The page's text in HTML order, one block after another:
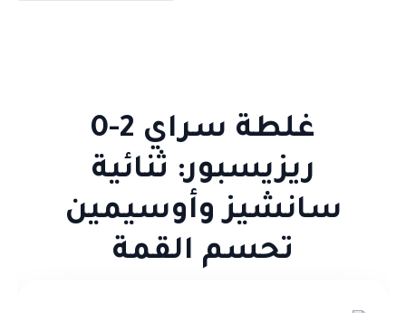
غلطة سراي 2-0
ريزيسبور: ثنائية
سانشيز وأوسيمين
تحسم القمة